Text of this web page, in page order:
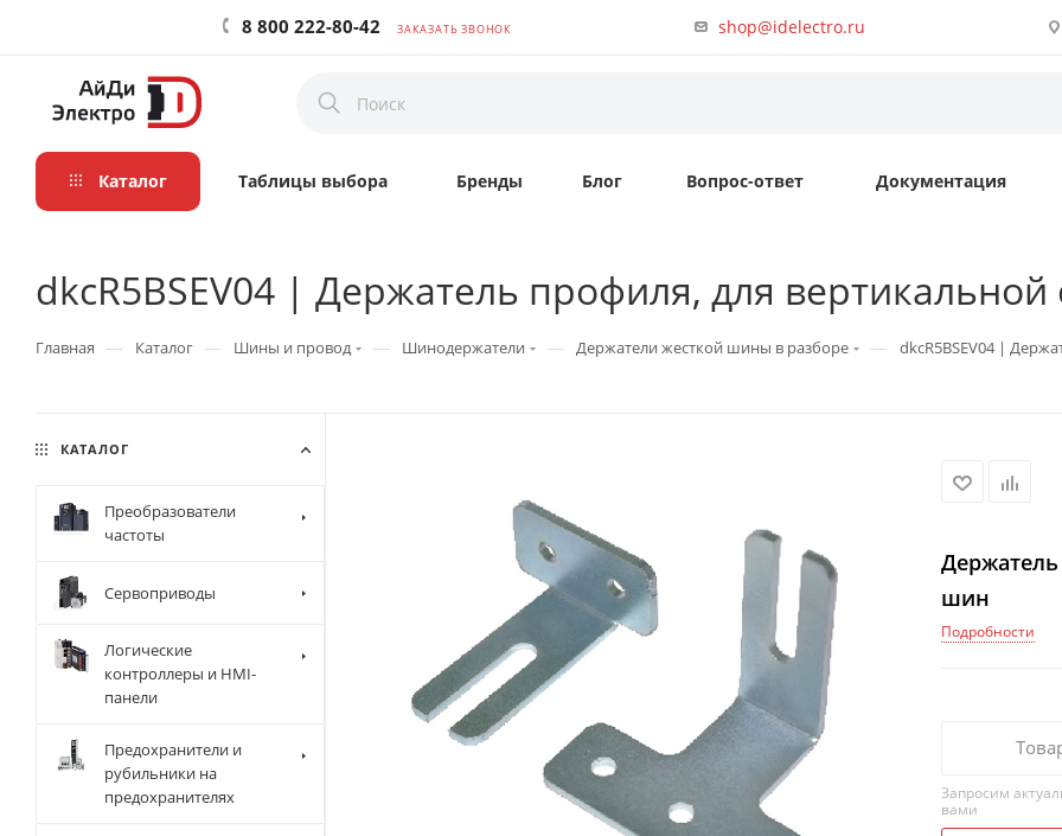
8 800 222-80-42 ЗАКАЗАТЬ ЗВОНОК shop@idelectro.ru
Каталог Таблицы выбора Бренды Блог Вопрос-ответ Документация
dkcR5BSEV04 | Держатель профиля, для
Главная — Каталог — Шины и провод — Шинодержатели — Держатели жесткой шины в разборе — dkcR5BSEV04 |
шин
Подробности
Запросим
вами
КАТАЛОГ
Преобразователи
частоты
Сервоприводы
Логические
контроллеры и HMI-
панели
Предохранители и
рубильники на
предохранителях